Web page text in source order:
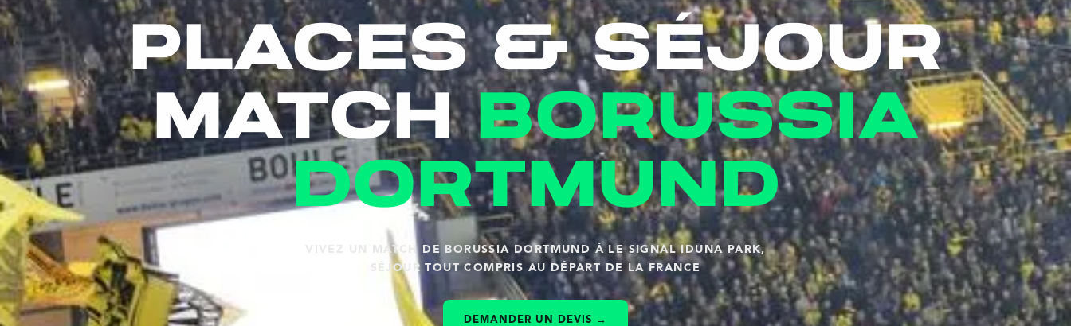
places & séjour
matchborussia
dortmund
VIVEZ UN MATCH DE BORUSSIA DORTMUND À LE SIGNAL IDUNA PARK,
SÉJOUR TOUT COMPRIS AU DÉPART DE LA FRANCE
DEMANDER UN DEVIS →